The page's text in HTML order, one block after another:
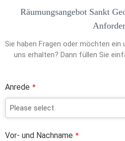
Räumungsangebot Sankt
Sie haben Fragen oder möchten
uns erhalten? Dann füllen Sie
Anrede *
Vor- und Nachname *